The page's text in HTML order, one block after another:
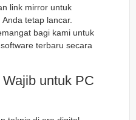
link mirror untuk
tetap lancar.
bagi kami untuk
terbaru secara
untuk PC